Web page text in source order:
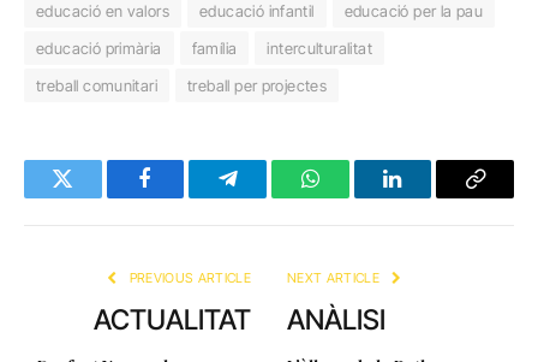
educació en valors
educació infantil
educació per la pau
educació primària
família
interculturalitat
treball comunitari
treball per projectes
Twitter FacebookTelegramWhatsAppLinkedInCopy
PREVIOUS ARTICLE
ACTUALITAT
NEXT ARTICLE
ANÀLISI